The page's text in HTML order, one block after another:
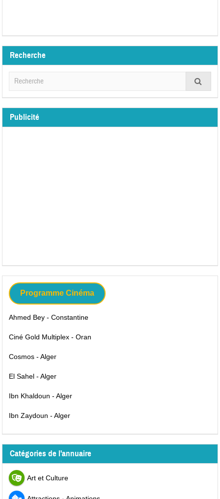
Recherche
Publicité
Programme Cinéma
Ahmed Bey - Constantine
Ciné Gold Multiplex - Oran
Cosmos - Alger
El Sahel - Alger
Ibn Khaldoun - Alger
Ibn Zaydoun - Alger
Catégories de l'annuaire
Art et Culture